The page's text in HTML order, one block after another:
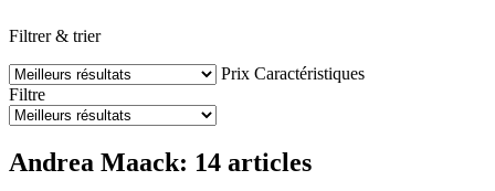
Filtrer & trier
Prix Caractéristiques
Filtre
Andrea Maack: 14 articles